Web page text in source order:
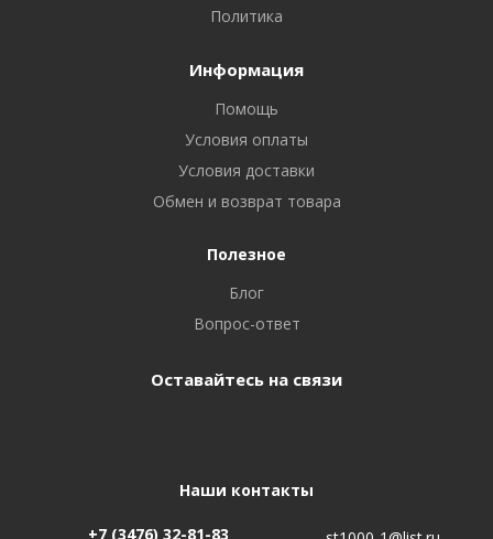
Политика
Информация
Помощь
Условия оплаты
Условия доставки
Обмен и возврат товара
Полезное
Блог
Вопрос-ответ
Оставайтесь на связи
Наши контакты
+7 (3476) 32-81-83